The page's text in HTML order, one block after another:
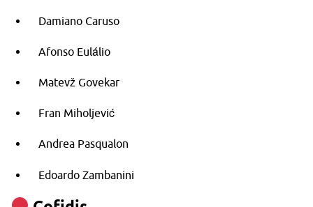
Damiano Caruso
Afonso Eulálio
Matevž Govekar
Fran Miholjević
Andrea Pasqualon
Edoardo Zambanini